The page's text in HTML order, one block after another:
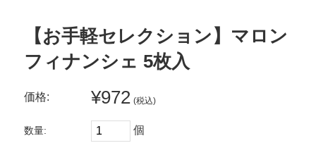
【お手軽セレクション】マロン
フィナンシェ 5枚入
価格: ¥972 (税込)
数量: 個